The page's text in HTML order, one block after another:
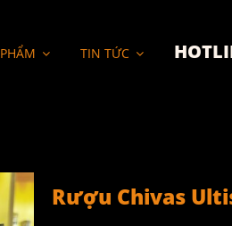
TIN TỨC
Rượu Chivas